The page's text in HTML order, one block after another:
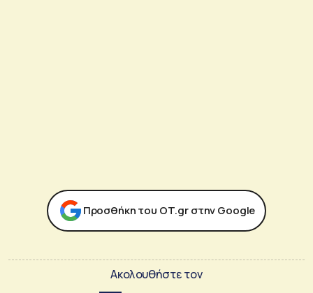
Προσθήκη του ΟΤ.gr στην Google
Ακολουθήστε τον